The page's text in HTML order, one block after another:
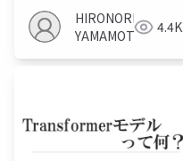
HIRONORI
YAMAMOTO
4.4K